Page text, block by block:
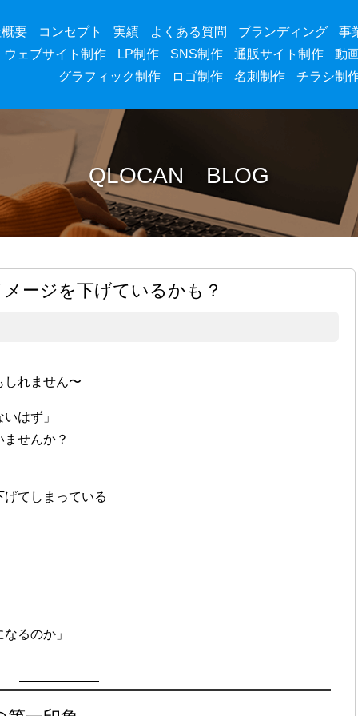
要 コンセプト 実績 よくある質問 ブランディング 事
ウェブサイト制作
LP制作 SNS制作 通販サイト制作 動
グラフィック制作
ロゴ制作 名刺制作 チラシ制
QLOCAN BLOG
ージを下げているかも？
しれません〜
はず」
せんか？
てしまっている
るのか」